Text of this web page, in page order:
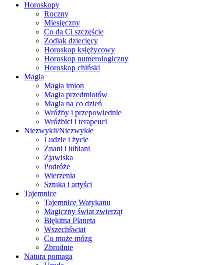
Horoskopy
Roczny
Miesięczny
Co da Ci szczęście
Zodiak dziecięcy
Horoskop księżycowy
Horoskop numerologiczny
Horoskop chiński
Magia
Magia imion
Magia przedmiotów
Magia na co dzień
Wróżby i przepowiednie
Wróżbici i terapeuci
Niezwykli/Niezwykłe
Ludzie i życie
Znani i lubiani
Zjawiska
Podróże
Wierzenia
Sztuka i artyści
Tajemnice
Tajemnice Watykanu
Magiczny świat zwierząt
Błękitna Planeta
Wszechświat
Co może mózg
Zbrodnie
Natura pomaga